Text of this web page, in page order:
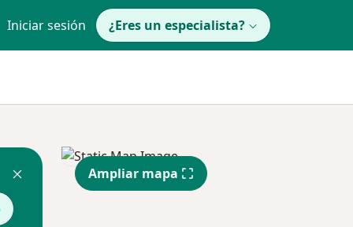
Iniciar sesión ¿Eres un especialista?
Ampliar mapa